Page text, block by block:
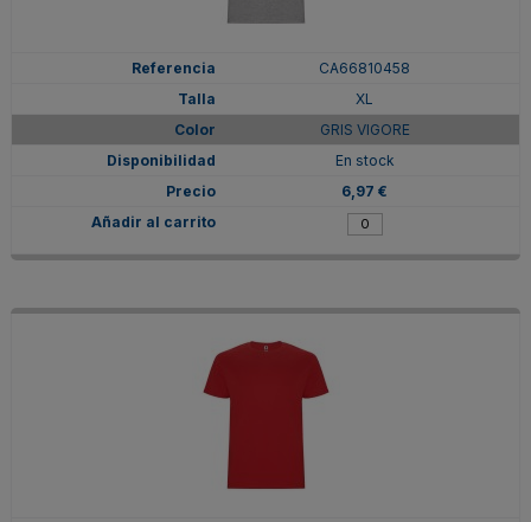
CA66810458
XL
GRIS VIGORE
En stock
6,97 €